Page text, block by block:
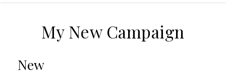
My New Campaign
New